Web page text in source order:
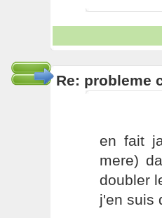
Re: probleme
en fait
mere)
doubler
j'en suis